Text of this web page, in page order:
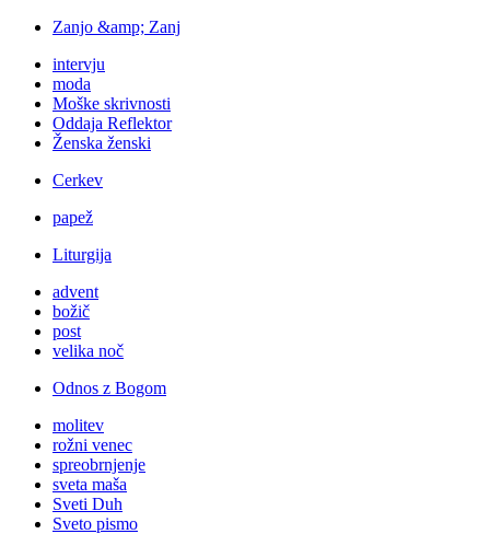
Zanjo &amp; Zanj
intervju
moda
Moške skrivnosti
Oddaja Reflektor
Ženska ženski
Cerkev
papež
Liturgija
advent
božič
post
velika noč
Odnos z Bogom
molitev
rožni venec
spreobrnjenje
sveta maša
Sveti Duh
Sveto pismo